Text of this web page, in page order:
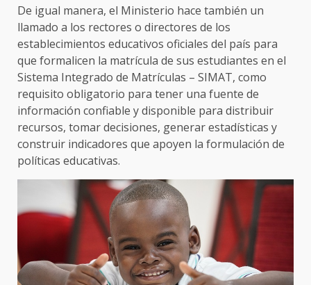
De igual manera, el Ministerio hace también un
llamado a los rectores o directores de los
establecimientos educativos oficiales del país para
que formalicen la matrícula de sus estudiantes en el
Sistema Integrado de Matrículas – SIMAT, como
requisito obligatorio para tener una fuente de
información confiable y disponible para distribuir
recursos, tomar decisiones, generar estadísticas y
construir indicadores que apoyen la formulación de
políticas educativas.